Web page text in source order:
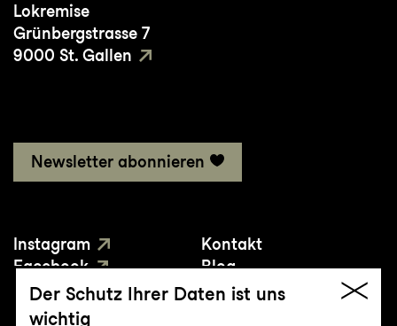
Lokremise
Grünbergstrasse 7
9000 St. Gallen
Newsletter abonnieren
Instagram
Facebook
YouTube
Kontakt
Blog
Presse
Der Schutz Ihrer Daten ist uns
wichtig